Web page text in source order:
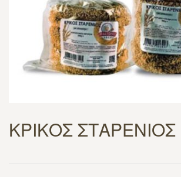
ΚΡΙΚΟΣ ΣΤΑΡΕΝΙΟΣ